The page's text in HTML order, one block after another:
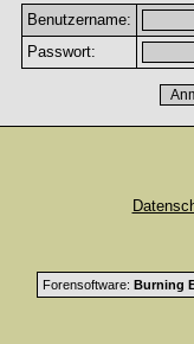
Benutzername:
Passwort:
Forensoftware: Burning